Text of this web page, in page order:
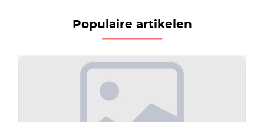
Populaire artikelen